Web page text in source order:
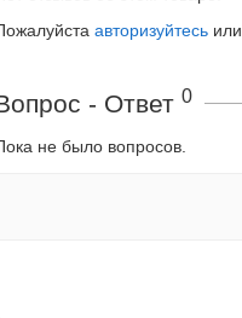
авторизуйтесь или
- Ответ 0
не было вопросов.